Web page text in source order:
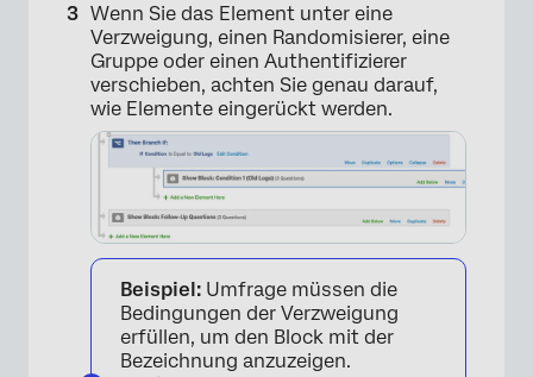
×
Wenn Sie das Element unter eine
Verzweigung, einen Randomisierer, eine
Gruppe oder einen Authentifizierer
verschieben, achten Sie genau darauf,
wie Elemente eingerückt werden.
Beispiel: Umfrage müssen die
Bedingungen der Verzweigung
erfüllen, um den Block mit der
Bezeichnung anzuzeigen.